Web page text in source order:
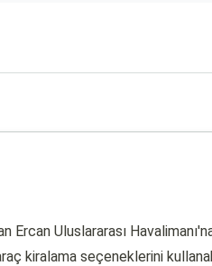
Ercan Uluslararası
kiralama seçeneklerini